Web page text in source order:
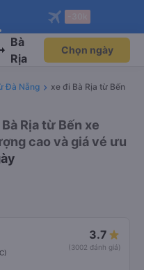
độc
Mở app
bay qua
Mở app
Bà
Rịa
Chọn ngày
Đà Nẵng
xe đi Bà Rịa từ Bến
Rịa từ Bến xe
cao và giá vé ưu
3.7
(3002 đánh giá)